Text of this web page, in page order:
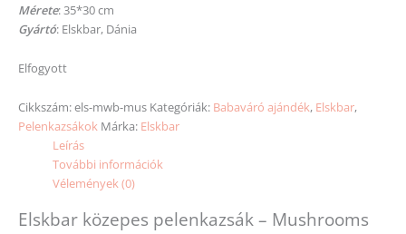
Mérete: 35*30 cm
Gyártó: Elskbar, Dánia
Elfogyott
Cikkszám:els-mwb-mus Kategóriák: Babaváró ajándék, Elskbar,
Pelenkazsákok Márka: Elskbar
Leírás
További információk
Vélemények (0)
Elskbar közepes pelenkazsák – Mushrooms